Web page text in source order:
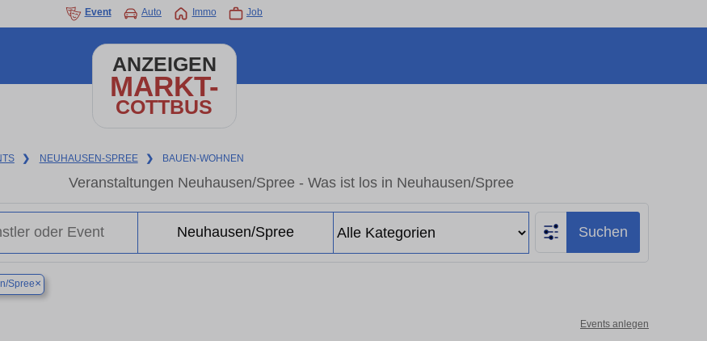
Event Auto Immo Job
ANZEIGEN
MARKT-
COTTBUS
❯ NEUHAUSEN-SPREE ❯ BAUEN-WOHNEN
Veranstaltungen Neuhausen/Spree - Was ist los in Neuhausen/Spree
Suchen
Spree×
Events anlegen